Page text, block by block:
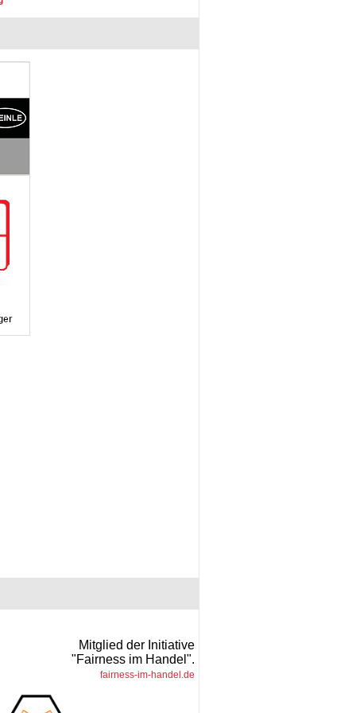
Mitglied der Initiative
"Fairness im Handel".
fairness-im-handel.de